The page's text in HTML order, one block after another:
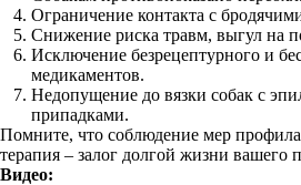
Ограничение контакта с
Снижение риска травм, выгул на
Исключение безрецептурного и
медикаментов.
Недопущение до вязки собак с
припадками.
Помните, что соблюдение мер
терапия – залог долгой жизни вашего
Видео: